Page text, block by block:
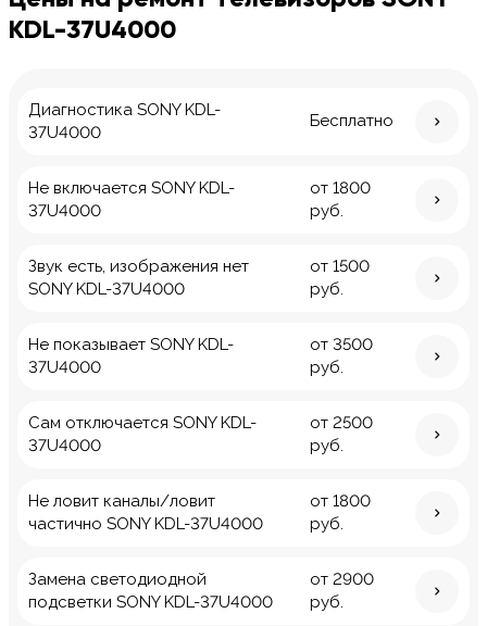
KDL-37U4000
Диагностика SONY KDL-
37U4000
Бесплатно
Не включается SONY KDL-
37U4000
от 1800
руб.
Звук есть, изображения нет
SONY KDL-37U4000
от 1500
руб.
Не показывает SONY KDL-
37U4000
от 3500
руб.
Сам отключается SONY KDL-
37U4000
от 2500
руб.
Не ловит каналы/ловит
частично SONY KDL-37U4000
от 1800
руб.
Замена светодиодной
подсветки SONY KDL-37U4000
от 2900
руб.